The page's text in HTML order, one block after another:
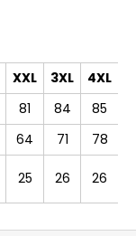
XXL 3XL
4XL
81 84
85
64 71
78
25 26 26